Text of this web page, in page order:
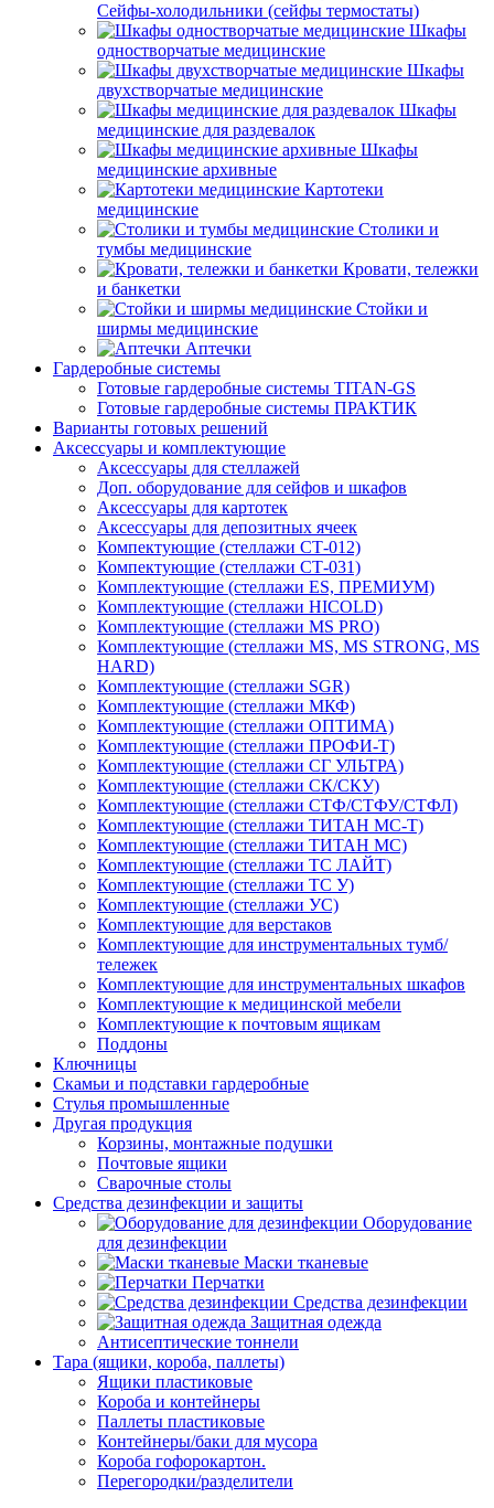
Сейфы-холодильники (сейфы термостаты)
Шкафы
одностворчатые медицинские
Шкафы
двухстворчатые медицинские
Шкафы
медицинские для раздевалок
Шкафы
медицинские архивные
Картотеки
медицинские
Столики и
тумбы медицинские
Кровати, тележки
и банкетки
Стойки и
ширмы медицинские
Аптечки
Гардеробные системы
Готовые гардеробные системы TITAN-GS
Готовые гардеробные системы ПРАКТИК
Варианты готовых решений
Аксессуары и комплектующие
Аксессуары для стеллажей
Доп. оборудование для сейфов и шкафов
Аксессуары для картотек
Аксессуары для депозитных ячеек
Компектующие (стеллажи СТ-012)
Компектующие (стеллажи СТ-031)
Комплектующие (стеллажи ES, ПРЕМИУМ)
Комплектующие (стеллажи HICOLD)
Комплектующие (стеллажи MS PRO)
Комплектующие (стеллажи MS, MS STRONG, MS
HARD)
Комплектующие (стеллажи SGR)
Комплектующие (стеллажи МКФ)
Комплектующие (стеллажи ОПТИМА)
Комплектующие (стеллажи ПРОФИ-Т)
Комплектующие (стеллажи СГ УЛЬТРА)
Комплектующие (стеллажи СК/СКУ)
Комплектующие (стеллажи СТФ/СТФУ/СТФЛ)
Комплектующие (стеллажи ТИТАН МС-Т)
Комплектующие (стеллажи ТИТАН МС)
Комплектующие (стеллажи ТС ЛАЙТ)
Комплектующие (стеллажи ТС У)
Комплектующие (стеллажи УС)
Комплектующие для верстаков
Комплектующие для инструментальных тумб/
тележек
Комплектующие для инструментальных шкафов
Комплектующие к медицинской мебели
Комплектующие к почтовым ящикам
Поддоны
Ключницы
Скамьи и подставки гардеробные
Стулья промышленные
Другая продукция
Корзины, монтажные подушки
Почтовые ящики
Сварочные столы
Средства дезинфекции и защиты
Оборудование
для дезинфекции
Маски тканевые
Перчатки
Средства дезинфекции
Защитная одежда
Антисептические тоннели
Тара (ящики, короба, паллеты)
Ящики пластиковые
Короба и контейнеры
Паллеты пластиковые
Контейнеры/баки для мусора
Короба гофорокартон.
Перегородки/разделители